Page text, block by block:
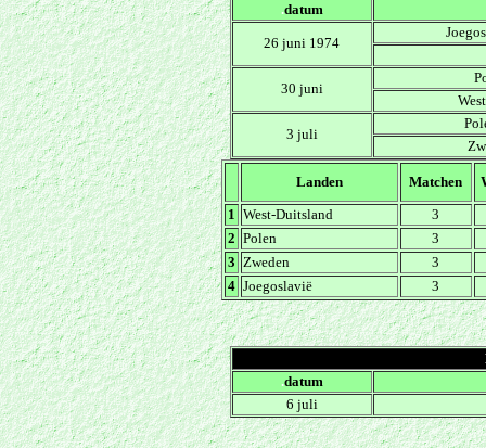
.datum
26 juni 1974
30 juni
3 juli
Landen Matchen
1 West-Duitsland
3
2 Polen
3
3 Zweden
3
4 Joegoslavië 3
.datum
6 juli